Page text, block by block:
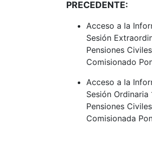
PRECEDENTE:
Acceso a la
Sesión
Pensiones
Comisionado
Acceso a la
Sesión
Pensiones
Comisionada